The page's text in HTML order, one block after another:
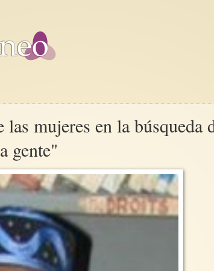
mujeres en la búsqueda
gente"